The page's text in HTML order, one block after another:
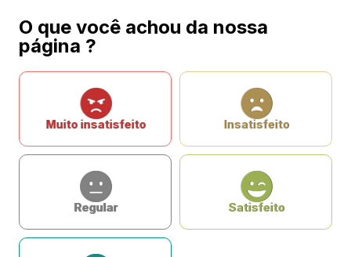
O que você achou da nossa
página ?
Muito insatisfeito Insatisfeito
Regular Satisfeito